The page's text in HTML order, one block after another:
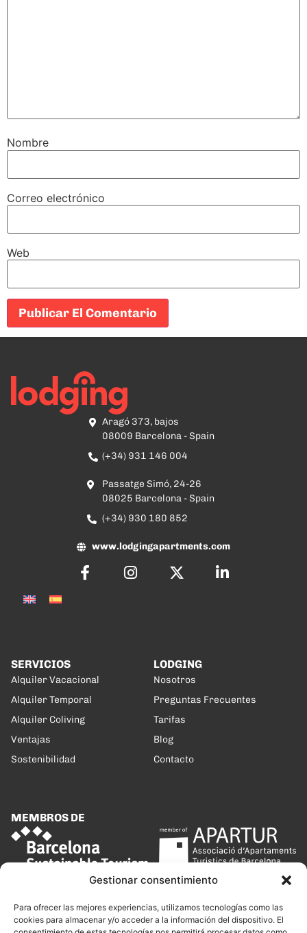
Gestionar consentimiento
Para ofrecer las mejores experiencias, utilizamos tecnologías como las
cookies para almacenar y/o acceder a la información del dispositivo. El
Nombre
Correo electrónico
Web
Aragó 373, bajos
08009 Barcelona - Spain
(+34) 931 146 004
Passatge Simó, 24-26
08025 Barcelona - Spain
(+34) 930 180 852
www.lodgingapartments.com
SERVICIOS
Alquiler Vacacional
Alquiler Temporal
Alquiler Coliving
Ventajas
Sostenibilidad
LODGING
Nosotros
Preguntas Frecuentes
Tarifas
Blog
Contacto
MEMBROS DE